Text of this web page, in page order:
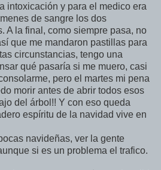
intoxicación y para el medico era
de sangre los dos
A la final, como siempre pasa, no
que me mandaron pastillas para
circunstancias, tengo una
qué pasaría si me muero, casi
pero el martes mi pena
morir antes de abrir todos esos
del árbol!! Y con eso queda
espíritu de la navidad vive en
navideñas, ver la gente
si es un problema el trafico.